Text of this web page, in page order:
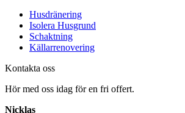
Husdränering
Isolera Husgrund
Schaktning
Källarrenovering
Kontakta oss
Hör med oss idag för en fri offert.
Nicklas